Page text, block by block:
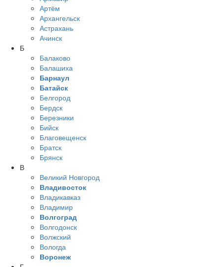
Артём
Архангельск
Астрахань
Ачинск
Б
Балаково
Балашиха
Барнаул
Батайск
Белгород
Бердск
Березники
Бийск
Благовещенск
Братск
Брянск
В
Великий Новгород
Владивосток
Владикавказ
Владимир
Волгоград
Волгодонск
Волжский
Вологда
Воронеж